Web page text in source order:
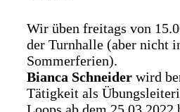
Wir üben freitags von
der Turnhalle (aber nicht
Sommerferien).
Bianca Schneiderwird
Tätigkeit als